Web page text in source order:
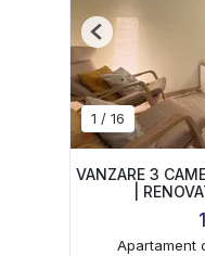
1 / 16
Previous
VANZARE 3
|
Apartament